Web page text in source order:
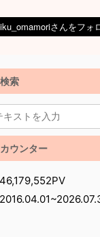
索
ウンター